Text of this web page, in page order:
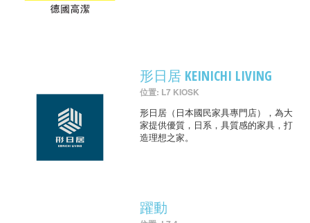
形日居 KEINICHI LIVING
位置: L7 KIOSK
形日居（日本國民家具專門店），為大
家提供優質，日系，具質感的家具，打
造理想之家。
躍動